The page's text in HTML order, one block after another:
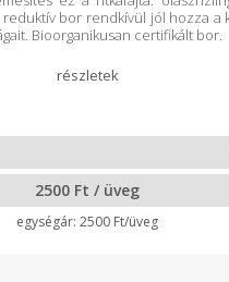
bor rendkívül jól hozza a
Bioorganikusan certifikált bor.
2500 Ft / üveg
2500 Ft/üveg